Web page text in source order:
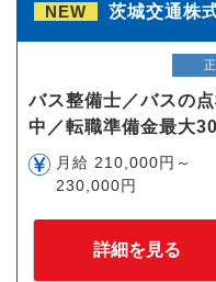
NEW 茨城交通株
バス整備士／バスの
中／転職準備金最大
月給 210,000円～
230,000円
詳細を見る